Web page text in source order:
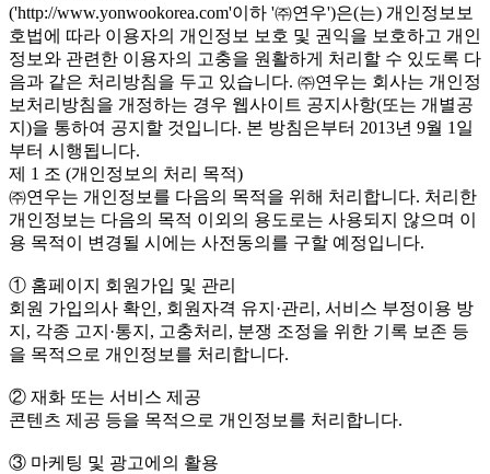
('http://www.yonwookorea.com'이하 '㈜연우')은(는) 개인정보보
호법에 따라 이용자의 개인정보 보호 및 권익을 보호하고 개인
정보와 관련한 이용자의 고충을 원활하게 처리할 수 있도록 다
음과 같은 처리방침을 두고 있습니다. ㈜연우는 회사는 개인정
보처리방침을 개정하는 경우 웹사이트 공지사항(또는 개별공
지)을 통하여 공지할 것입니다. 본 방침은부터 2013년 9월 1일
부터 시행됩니다.
제 1 조 (개인정보의 처리 목적)
㈜연우는 개인정보를 다음의 목적을 위해 처리합니다. 처리한
개인정보는 다음의 목적 이외의 용도로는 사용되지 않으며 이
용 목적이 변경될 시에는 사전동의를 구할 예정입니다.
① 홈페이지 회원가입 및 관리
회원 가입의사 확인, 회원자격 유지·관리, 서비스 부정이용 방
지, 각종 고지·통지, 고충처리, 분쟁 조정을 위한 기록 보존 등
을 목적으로 개인정보를 처리합니다.
② 재화 또는 서비스 제공
콘텐츠 제공 등을 목적으로 개인정보를 처리합니다.
③ 마케팅 및 광고에의 활용